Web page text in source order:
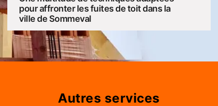
pour affronter les fuites de toit dans la
ville de Sommeval
Autres services